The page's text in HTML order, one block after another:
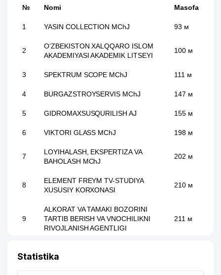
№ Nomi Masofa
1 YASIN COLLECTION MChJ 93 м
2
O‘ZBEKISTON XALQQARO ISLOM
AKADEMIYASI AKADEMIK LITSEYI
100 м
3 SPEKTRUM SCOPE MChJ 111 м
4 BURGAZSTROYSERVIS MChJ 147 м
5 GIDROMAXSUSQURILISH AJ 155 м
6 VIKTORI GLASS MChJ 198 м
7
LOYIHALASH, EKSPERTIZA VA
BAHOLASH MChJ
202 м
8
ELEMENT FREYM TV-STUDIYA
XUSUSIY KORXONASI
210 м
9
ALKORAT VA TAMAKI BOZORINI
TARTIB BERISH VA VNOCHILIKNI
RIVOJLANISH AGENTLIGI
211 м
Statistika